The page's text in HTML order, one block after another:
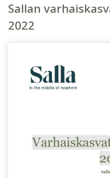
Sallan
2022